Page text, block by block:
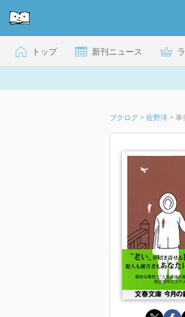
トップ 新刊ニュース
ブクログ > 佐野洋 > 事